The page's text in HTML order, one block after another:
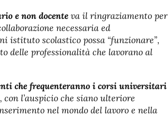
e non docente va il ringraziamento per
necessaria ed
istituto scolastico possa “funzionare”,
delle professionalità che lavorano al
che frequenteranno i corsi universitari
l’auspicio che siano ulteriore
nel mondo del lavoro e nella